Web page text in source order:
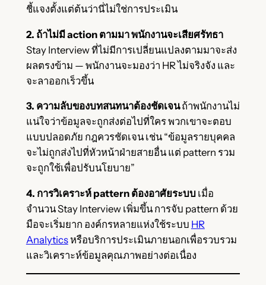
ชี้แจงตั้งแต่ต้นว่านี่ไม่ใช่การประเมิน
2. ถ้าไม่มี action ตามมา พนักงานจะเสียศรัทธา
Stay Interview ที่ไม่มีการเปลี่ยนแปลงตามมาจะส่ง
ผลตรงข้าม — พนักงานจะมองว่า HR ไม่จริงจัง และ
จะลาออกเร็วขึ้น
3. ความลับของบทสนทนาต้องชัดเจนถ้าพนักงานไม่
แน่ใจว่าข้อมูลจะถูกส่งต่อไปที่ใคร พวกเขาจะตอบ
แบบปลอดภัย กฎควรชัดเจน เช่น “ข้อมูลรายบุคคล
จะไม่ถูกส่งไปที่หัวหน้าฝ่ายสายอื่น แต่ pattern รวม
จะถูกใช้เพื่อปรับนโยบาย”
4. การวิเคราะห์ pattern ต้องอาศัยระบบเมื่อ
จำนวน Stay Interview เพิ่มขึ้น การจับ pattern ด้วย
มือจะเริ่มยาก องค์กรหลายแห่งใช้ระบบ HR
Analyticsหรือบริการประเมินภายนอกเพื่อรวบรวม
และวิเคราะห์ข้อมูลคุณภาพอย่างต่อเนื่อง